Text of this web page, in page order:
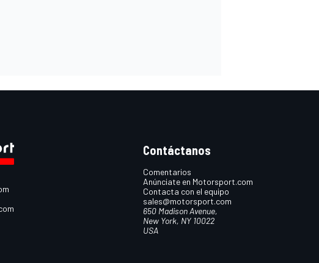
Contáctanos
Comentarios
Anúnciate en Motorsport.com
Contacta con el equipo
sales@motorsport.com
650 Madison Avenue,
New York, NY 10022
USA